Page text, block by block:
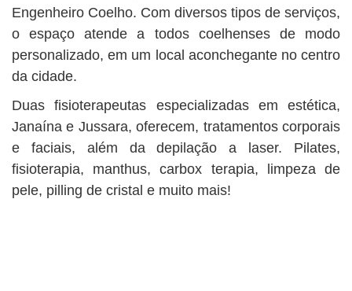
Engenheiro Coelho. Com diversos tipos de serviços,
o espaço atende a todos coelhenses de modo
personalizado, em um local aconchegante no centro
da cidade.
Duas fisioterapeutas especializadas em estética,
Janaína e Jussara, oferecem, tratamentos corporais
e faciais, além da depilação a laser. Pilates,
fisioterapia, manthus, carbox terapia, limpeza de
pele, pilling de cristal e muito mais!